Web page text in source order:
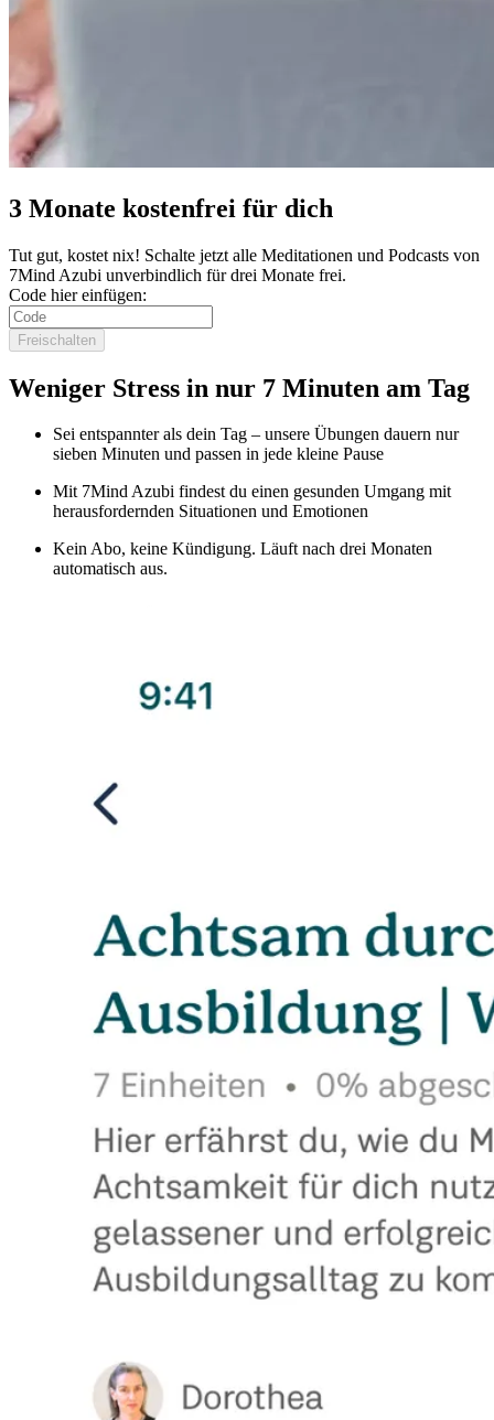
3 Monate kostenfrei für dich
Tut gut, kostet nix! Schalte jetzt alle Meditationen und Podcasts von
7Mind Azubi unverbindlich für drei Monate frei.
Code hier einfügen:
Freischalten
Weniger Stress in nur 7 Minuten am Tag
Sei entspannter als dein Tag – unsere Übungen dauern nur
sieben Minuten und passen in jede kleine Pause
Mit 7Mind Azubi findest du einen gesunden Umgang mit
herausfordernden Situationen und Emotionen
Kein Abo, keine Kündigung. Läuft nach drei Monaten
automatisch aus.